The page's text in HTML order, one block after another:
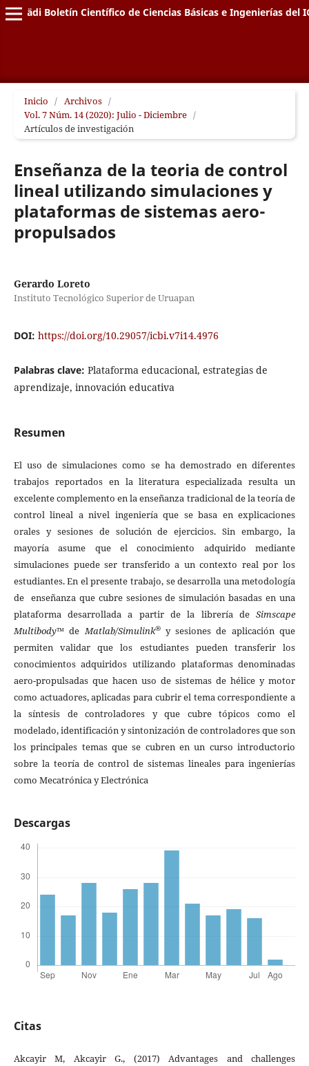
Pädi Boletín Científico de Ciencias Básicas e Ingenierías del
Inicio / Archivos /
Vol. 7 Núm. 14 (2020): Julio - Diciembre /
Artículos de investigación
Enseñanza de la teoria de control
lineal utilizando simulaciones y
plataformas de sistemas aero-
propulsados
Gerardo Loreto
Instituto Tecnológico Superior de Uruapan
DOI: https://doi.org/10.29057/icbi.v7i14.4976
Palabras clave: Plataforma educacional, estrategias de
aprendizaje, innovación educativa
Resumen
El uso de simulaciones como se ha demostrado en diferentes
trabajos reportados en la literatura especializada resulta un
excelente complemento en la enseñanza tradicional de la teoría de
control lineal a nivel ingeniería que se basa en explicaciones
orales y sesiones de solución de ejercicios. Sin embargo, la
mayoría asume que el conocimiento adquirido mediante
simulaciones puede ser transferido a un contexto real por los
estudiantes. En el presente trabajo, se desarrolla una metodología
de enseñanza que cubre sesiones de simulación basadas en una
plataforma desarrollada a partir de la librería deSimscape
Multibody™ deMatlab/Simulink®y sesiones de aplicación que
permiten validar que los estudiantes pueden transferir los
conocimientos adquiridos utilizando plataformas denominadas
aero-propulsadas que hacen uso de sistemas de hélice y motor
como actuadores, aplicadas para cubrir el tema correspondiente a
la síntesis de controladores y que cubre tópicos como el
modelado, identificación y sintonización de controladores que son
los principales temas que se cubren en un curso introductorio
sobre la teoría de control de sistemas lineales para ingenierías
como Mecatrónica y Electrónica
Descargas
Citas
Akcayir M, Akcayir G., (2017) Advantages and challenges